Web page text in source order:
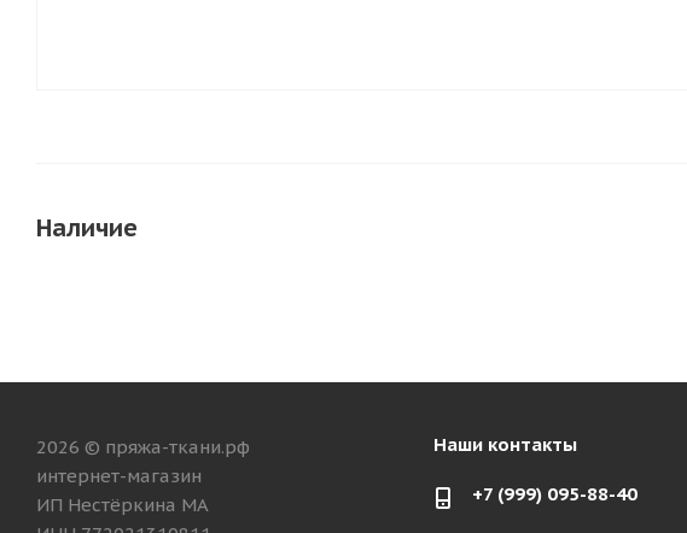
Наличие
2026 © пряжа-ткани.рф
интернет-магазин
ИП Нестёркина МА
Наши контакты
+7 (999) 095-88-40